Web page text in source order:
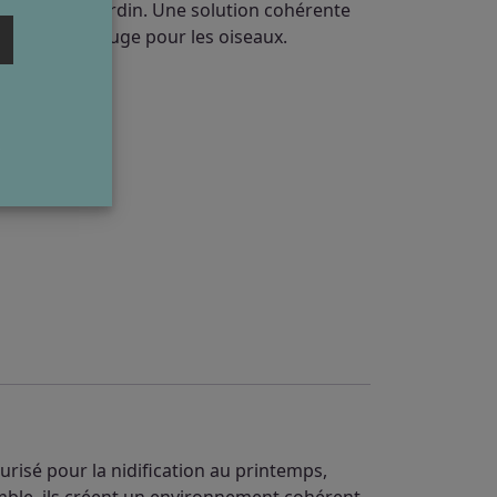
au jardin. Une solution cohérente
refuge pour les oiseaux.
pour la nidification au printemps,